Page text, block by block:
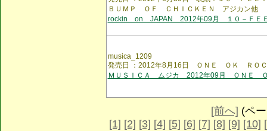
ＢＵＭＰ ＯＦ ＣＨＩＣＫＥＮ アジカン他
rockin on JAPAN 2012年09月 １０－ＦＥ
musica_1209
発売日 ：2012年8月16日 ＯＮＥ ＯＫ ＲＯ
ＭＵＳＩＣＡ ムジカ 2012年09月 ＯＮＥ
[前へ] (ペ
[1] [2] [3] [4] [5] [6] [7] [8] [9] [10]